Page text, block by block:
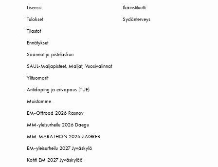
Lisenssi
Tulokset
Tilastot
Ennätykset
Säännöt ja pistelaskuri
SAUL-Maljapisteet, Maljat, Vuosivalinnat
Ylituomarit
Antidoping ja erivapaus (TUE)
Muistamme
EM-Offroad 2026 Rasnov
MM-yleisurheilu 2026 Daegu
MM-MARATHON 2026 ZAGREB
EM-yleisurheilu 2027 Jyväskylä
Kohti EM 2027 Jyväskylää
Ikäinstituutti
Sydänterveys